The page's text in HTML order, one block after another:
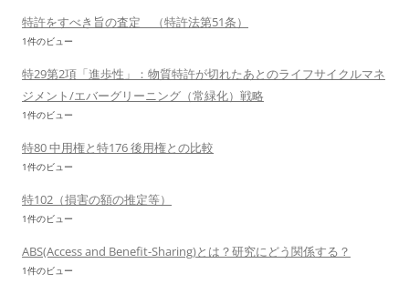
特許をすべき旨の査定 （特許法第51条）
1件のビュー
特29第2項「進歩性」：物質特許が切れたあとのライフサイクルマネ
ジメント/エバーグリーニング（常緑化）戦略
1件のビュー
特80 中用権と特176 後用権との比較
1件のビュー
特102（損害の額の推定等）
1件のビュー
ABS(Access and Benefit-Sharing)とは？研究にどう関係する？
1件のビュー